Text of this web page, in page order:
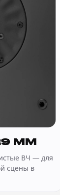
ММ
ВЧ — для
сцены в